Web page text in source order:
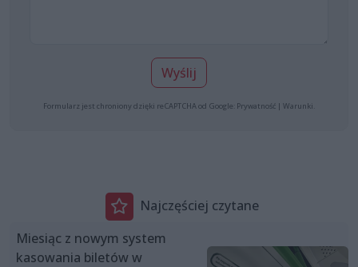
Wyślij
Formularz jest chroniony dzięki reCAPTCHA od Google: Prywatność | Warunki
Najczęściej czytane
Miesiąc z nowym system
kasowania biletów w